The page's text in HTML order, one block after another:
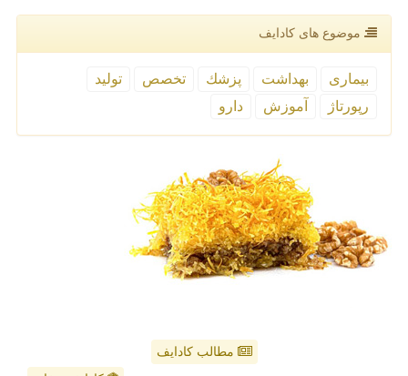
موضوع های كادایف
بیماری بهداشت پزشك تخصص
تولید
رپورتاژ
آموزش دارو
مطالب کادایف